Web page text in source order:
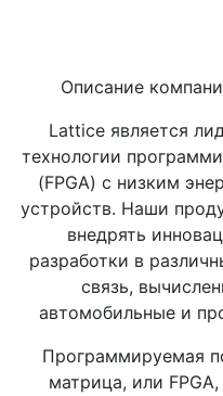
Описание
Lattice является
технологии
(FPGA) с низким
устройств. Наши
внедрять
разработки в
связь,
автомобильные и
Программируемая
матрица, или